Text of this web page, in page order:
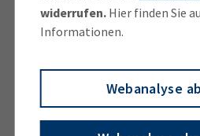
widerrufen.Hier finden Sie
Informationen.
Webanalyse
den IHK-Sektoren Industrie,
Dienstleistungen auch das
„Die Bewerberlücke am
in den kommenden Jahren